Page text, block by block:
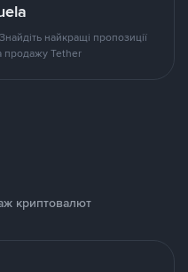
найкращі пропозиції
продажу Tether
криптовалют